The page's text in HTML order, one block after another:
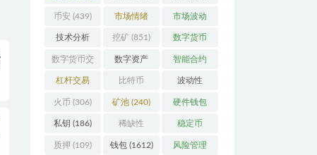
易所 (196) 融(111) (182)
币安 (439) 市场情绪
(337)
市场波动
(279)
技术分析
(148)
挖矿 (851) 数字货币
(8679)
数字货币交
易(150)
数字资产
(286)
智能合约
(532)
杠杆交易
(231)
比特币
(2378)
波动性
(352)
火币 (306) 矿池 (240) 硬件钱包
(170)
私钥 (186) 稀缺性
(193)
稳定币
(112)
质押 (109) 钱包(1612) 风险管理